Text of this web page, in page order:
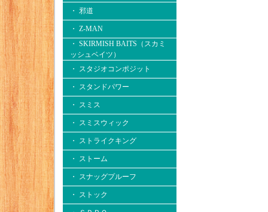
・ 邪道
・ Z-MAN
・ SKIRMISH BAITS（スカミ
ッシュベイツ）
・ スタジオコンポジット
・ スタンドパワー
・ スミス
・ スミスウィック
・ ストライクキング
・ ストーム
・ スナッグプルーフ
・ ストック